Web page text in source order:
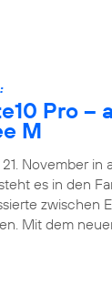
Pro
M
November in
es in den
zwischen
Mit dem